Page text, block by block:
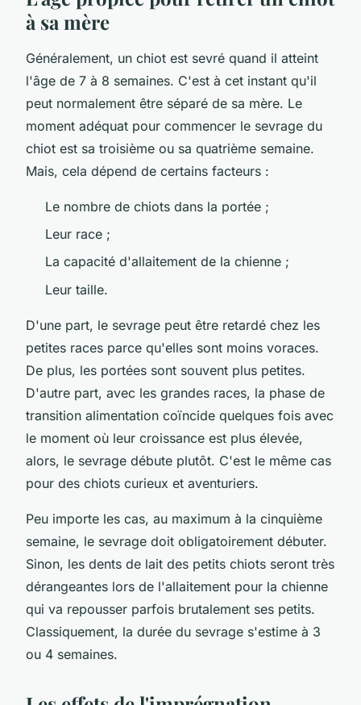
à sa mère
Généralement, un chiot est sevré quand il atteint
l'âge de 7 à 8 semaines. C'est à cet instant qu'il
peut normalement être séparé de sa mère. Le
moment adéquat pour commencer le sevrage du
chiot est sa troisième ou sa quatrième semaine.
Mais, cela dépend de certains facteurs :
Le nombre de chiots dans la portée ;
Leur race ;
La capacité d'allaitement de la chienne ;
Leur taille.
D'une part, le sevrage peut être retardé chez les
petites races parce qu'elles sont moins voraces.
De plus, les portées sont souvent plus petites.
D'autre part, avec les grandes races, la phase de
transition alimentation coïncide quelques fois avec
le moment où leur croissance est plus élevée,
alors, le sevrage débute plutôt. C'est le même cas
pour des chiots curieux et aventuriers.
Peu importe les cas, au maximum à la cinquième
semaine, le sevrage doit obligatoirement débuter.
Sinon, les dents de lait des petits chiots seront très
dérangeantes lors de l'allaitement pour la chienne
qui va repousser parfois brutalement ses petits.
Classiquement, la durée du sevrage s'estime à 3
ou 4 semaines.